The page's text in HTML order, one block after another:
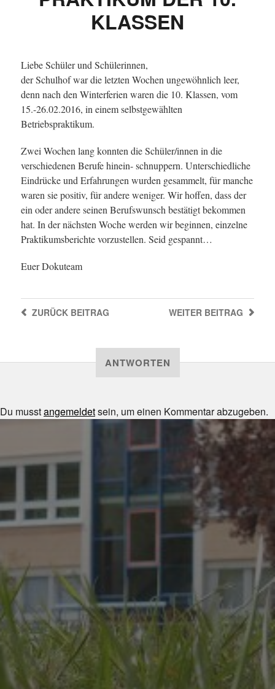
KLASSEN
Liebe Schüler und Schülerinnen,
der Schulhof war die letzten Wochen ungewöhnlich leer,
denn nach den Winterferien waren die 10. Klassen, vom
15.-26.02.2016, in einem selbstgewählten
Betriebspraktikum.
Zwei Wochen lang konnten die Schüler/innen in die
verschiedenen Berufe hinein- schnuppern. Unterschiedliche
Eindrücke und Erfahrungen wurden gesammelt, für manche
waren sie positiv, für andere weniger. Wir hoffen, dass der
ein oder andere seinen Berufswunsch bestätigt bekommen
hat. In der nächsten Woche werden wir beginnen, einzelne
Praktikumsberichte vorzustellen. Seid gespannt…
Euer Dokuteam
WEITER BEITRAG
ZURÜCKBEITRAG
ANTWORTEN
Du musstangemeldetsein, um einen Kommentar abzugeben.
JULI 8, 2026
UNSER SCHUL-/SPORTFEST
2026